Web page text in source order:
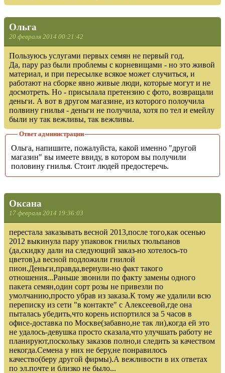
Ольга
20 февраля 2014 00:21:42
Пользуюсь услугами первых семян не первый год.
Да, пару раз были проблемы с корневищами - но это живой
материал, и при пересылке всякое может случиться, и
работают на сборке явно живые люди, которые могут и не
досмотреть. Но - присылала претензию с фото, возвращали
деньги. А вот в другом магазине, из которого полоучила
полвину гнилья - деньги не получила, хотя по тел и емейлу
были ну так вежливы, так вежливы.
Ответ администрации
Ольга, напишите, пожалуйста, какой именно "другой
магазин" вы имеете ввиду, в котором вы получили
половину гнилья. Стоит людей предостеречь.
Оксана
17 февраля 2014 19:36:03
перестала заказывать весной 2013,после того,как осенью
2012 выкинула пару упаковок гнилых тюльпанов
(да,скидку дали на следующий заказ-но хотелось-то
цветов),а весной подложили гнилой
пион.Деньги,правда,вернули-но факт такого
отношения...Раньше звонили по факту замены одного
пакета семян,один сорт розы не привезли по
умолчанию,просто убрав из заказа.К тому же удалили всю
переписку из сети "в контакте" с Алексеевой,где она
пыталась убедить,что корень испортился за 5 часов в
офисе-доставка по Москве(забавно,не так ли),когда ей это
не удалось-девушка просто сказала,что улучшать работу не
планируют,поскольку заказов полно,и следить за качеством
некогда.Семена у них не беру,не понравилось
качество(беру другой фирмы).А вежливости в их ответах
по эл.почте и близко не было...